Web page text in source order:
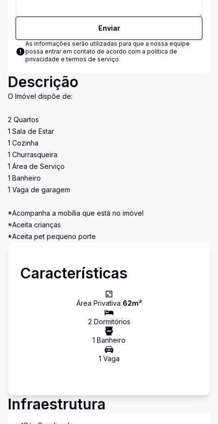
Enviar
As informações serão utilizadas para que a nossa equipe
possa entrar em contato de acordo com a política de
privacidade e termos de serviço
Descrição
O Imóvel dispõe de:
2 Quartos
1 Sala de Estar
1 Cozinha
1 Churrasqueira
1 Área de Serviço
1 Banheiro
1 Vaga de garagem
*Acompanha a mobília que está no imóvel
*Aceita crianças
*Aceita pet pequeno porte
Características
Área Privativa 62m²
2 Dormitórios
1 Banheiro
1 Vaga
Infraestrutura